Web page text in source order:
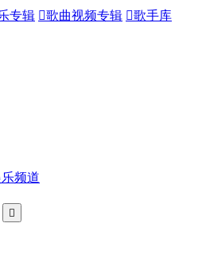
专辑 歌曲视频专辑 歌手库
频道
